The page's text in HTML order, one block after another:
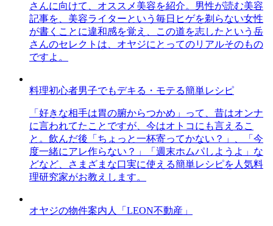
さんに向けて、オススメ美容を紹介。男性が読む美容
記事を、美容ライターという毎日ヒゲを剃らない女性
が書くことに違和感を覚え、この道を志したという岳
さんのセレクトは、オヤジにとってのリアルそのもの
ですよ。
料理初心者男子でもデキる・モテる簡単レシピ
「好きな相手は胃の腑からつかめ」って、昔はオンナ
に言われてたことですが、今はオトコにも言えるこ
と。飲んだ後「ちょっと一杯寄ってかない？」、「今
度一緒にアレ作らない？」「週末ホムパしようよ」な
どなど、さまざまな口実に使える簡単レシピを人気料
理研究家がお教えします。
オヤジの物件案内人「LEON不動産」